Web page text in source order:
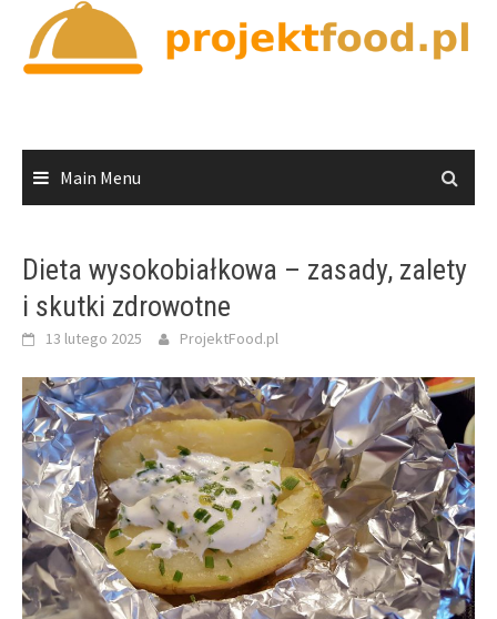
content
Main Menu
Dieta wysokobiałkowa – zasady, zalety
i skutki zdrowotne
13 lutego 2025 ProjektFood.pl